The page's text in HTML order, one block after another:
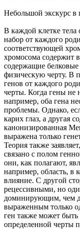
Небольшой экскурс в
В каждой клетке тела
набор от каждого
соответствующей
хромосома содержит
содержащие
физическую черту. В
генов от каждого
черты. Когда гены не
например, оба гена
проблемы. Однако,
карих глаз, а другая
канонизированная
выражена только
Теория также
связано с полом
они, как полагают,
например, область, в
влияние. С другой
рецессивными, но
доминирующим, чем
выраженным только
ген также может
определенной черты